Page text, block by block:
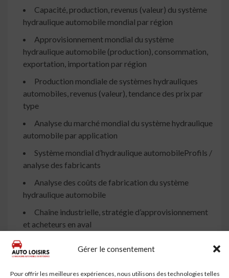
Gérer le consentement
Pour offrir les meilleures expériences, nous utilisons des technologies telles
Capacité, production, revenus (valeur) du système
hydraulique automobile mondial par région
Approvisionnement mondial du système
hydraulique automobile (production), consommation,
exportation, importation par région
Production mondiale de systèmes hydrauliques
automobiles, revenus (valeur), tendance des prix par
type
Analyse du marché mondial du système hydraulique
automobile par application
Système mondial d’hydraulique automobileProfils /
analyse des fabricants
Analyse des coûts de fabrication du système
hydraulique automobile
Chaîne industrielle, stratégie d’approvisionnement
et acheteurs en aval
commerçants
Analyse des facteurs d’effet du marché